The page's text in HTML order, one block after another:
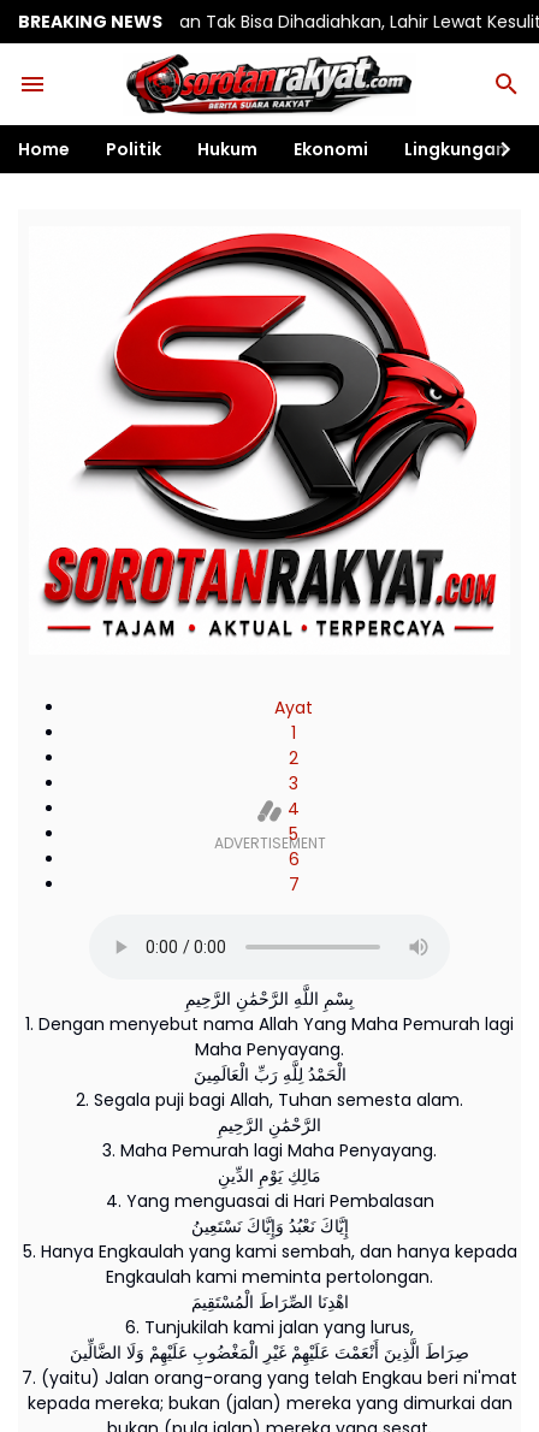
BREAKING NEWS
Tak Bisa Dihadiahkan, Lahir Lewat Kesulitan dan Keberanian
Home Politik Hukum Ekonomi Lingkungan
Ayat
1
2
3
4
5
6
7
بِسْمِ اللَّهِ الرَّحْمَٰنِ الرَّحِيمِ
1. Dengan menyebut nama Allah Yang Maha Pemurah lagi
Maha Penyayang.
الْحَمْدُ لِلَّهِ رَبِّ الْعَالَمِينَ
2. Segala puji bagi Allah, Tuhan semesta alam.
الرَّحْمَٰنِ الرَّحِيمِ
3. Maha Pemurah lagi Maha Penyayang.
مَالِكِ يَوْمِ الدِّينِ
4. Yang menguasai di Hari Pembalasan
إِيَّاكَ نَعْبُدُ وَإِيَّاكَ نَسْتَعِينُ
5. Hanya Engkaulah yang kami sembah, dan hanya kepada
Engkaulah kami meminta pertolongan.
اهْدِنَا الصِّرَاطَ الْمُسْتَقِيمَ
6. Tunjukilah kami jalan yang lurus,
صِرَاطَ الَّذِينَ أَنْعَمْتَ عَلَيْهِمْ غَيْرِ الْمَغْضُوبِ عَلَيْهِمْ وَلَا الضَّالِّينَ
7. (yaitu) Jalan orang-orang yang telah Engkau beri ni'mat
kepada mereka; bukan (jalan) mereka yang dimurkai dan